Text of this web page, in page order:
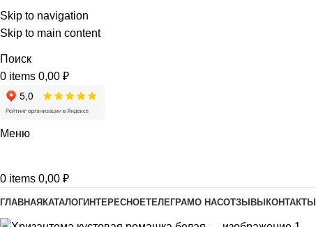
Skip to navigation
Skip to main content
Поиск
0 items 0,00 ₽
Меню
0 items 0,00 ₽
ГЛАВНАЯКАТАЛОГИНТЕРЕСНОЕТЕЛЕГРАМО НАСОТЗЫВЫКОНТАКТЫ